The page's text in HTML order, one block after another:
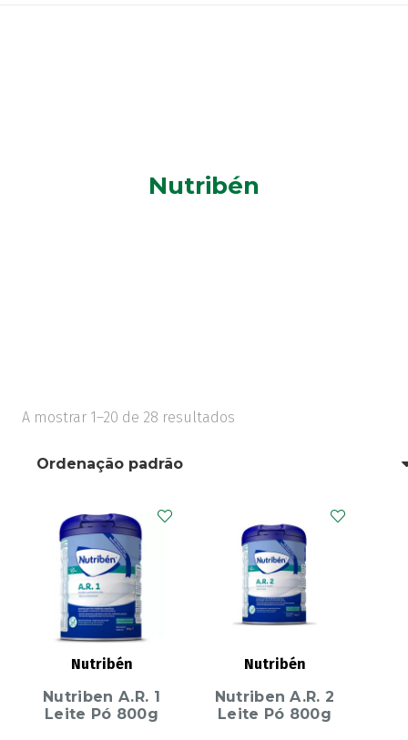
Nutribén
A mostrar 1–20 de 28 resultados
Nutribén
Nutriben A.R. 1
Leite Pó 800g
Nutribén
Nutriben A.R. 2
Leite Pó 800g